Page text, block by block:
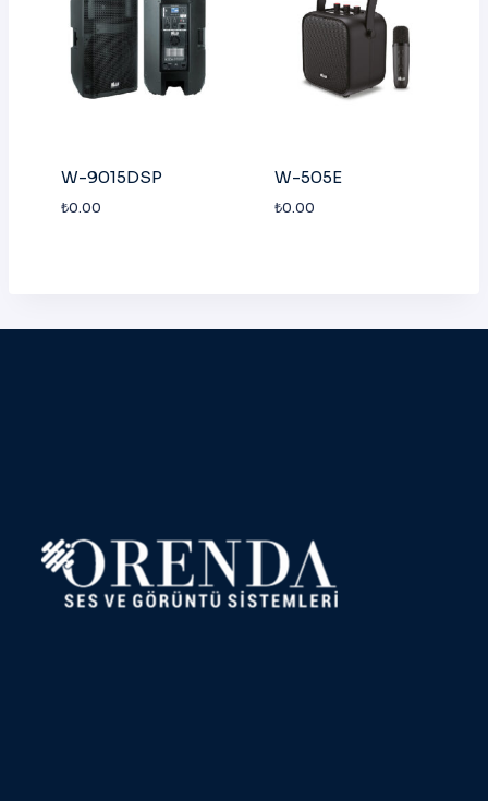
W-9015DSP
₺0.00
W-505E
₺0.00